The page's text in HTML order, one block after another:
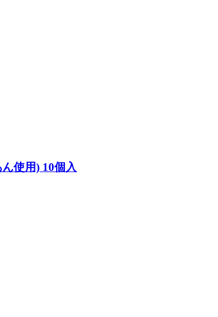
使用) 10個入